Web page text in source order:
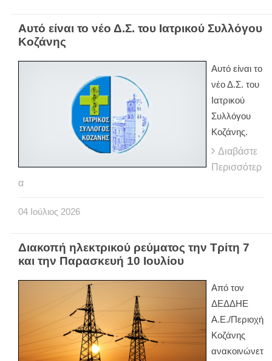
Αυτό είναι το νέο Δ.Σ. του Ιατρικού Συλλόγου
Κοζάνης
Αυτό είναι το
νέο Δ.Σ. του
Ιατρικού
Συλλόγου
Κοζάνης.
Διαβάστε
Περισσότερ
α
04 Ιούλιος 2026
Διακοπή ηλεκτρικού ρεύματος την Τρίτη 7
και την Παρασκευή 10 Ιουλίου
Από τον
ΔΕΔΔΗΕ
Α.Ε./Περιοχή
Κοζάνης
ανακοινώνετ